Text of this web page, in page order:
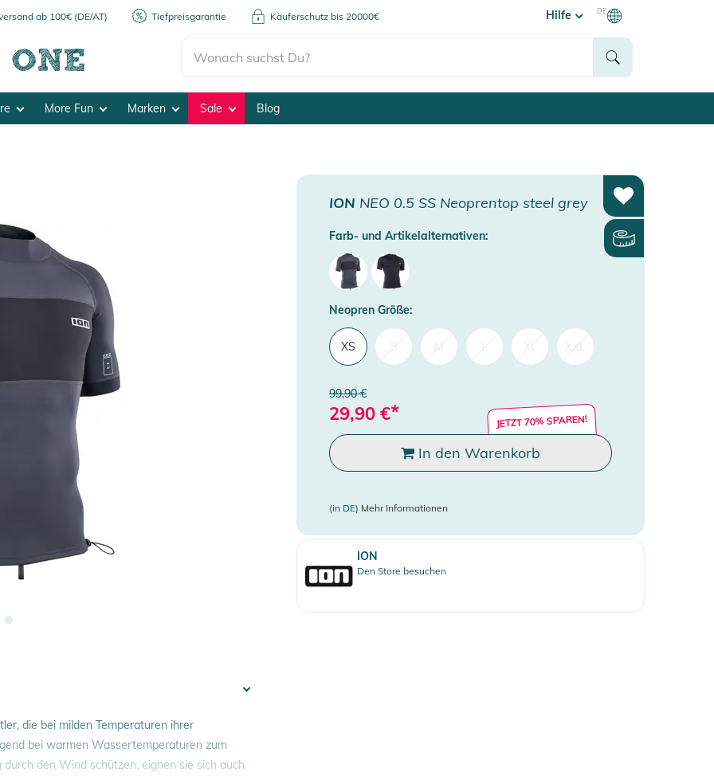
ab 100€ (DE/AT) Tiefpreisgarantie Käuferschutz bis 20000€ Hilfe DE
More Fun Marken Sale Blog
ION NEO 0.5 SS Neoprentop steel grey
Farb- und Artikelalternativen:
Neopren Größe:
XS
99,90 €
29,90 €* JETZT 70% SPAREN!
In den Warenkorb
(in DE) Mehr Informationen
ION
Den Store besuchen
die bei milden Temperaturen ihrer
bei warmen Wassertemperaturen zum
den Wind schützen, eignen sie sich auch